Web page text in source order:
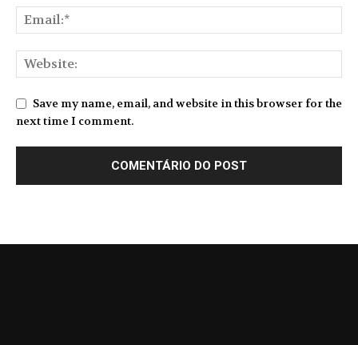
Save my name, email, and website in this browser for the
next time I comment.